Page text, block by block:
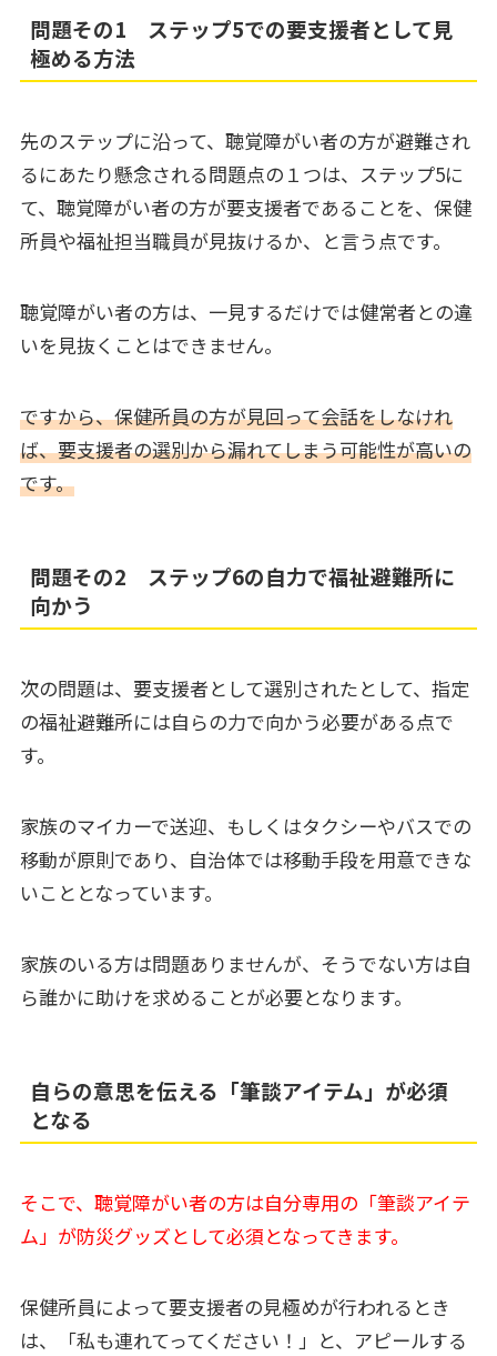
問題その1 ステップ5での要支援者として見
極める方法
先のステップに沿って、聴覚障がい者の方が避難され
るにあたり懸念される問題点の１つは、ステップ5に
て、聴覚障がい者の方が要支援者であることを、保健
所員や福祉担当職員が見抜けるか、と言う点です。
聴覚障がい者の方は、一見するだけでは健常者との違
いを見抜くことはできません。
ですから、保健所員の方が見回って会話をしなけれ
ば、要支援者の選別から漏れてしまう可能性が高いの
です。
問題その2 ステップ6の自力で福祉避難所に
向かう
次の問題は、要支援者として選別されたとして、指定
の福祉避難所には自らの力で向かう必要がある点で
す。
家族のマイカーで送迎、もしくはタクシーやバスでの
移動が原則であり、自治体では移動手段を用意できな
いこととなっています。
家族のいる方は問題ありませんが、そうでない方は自
ら誰かに助けを求めることが必要となります。
自らの意思を伝える「筆談アイテム」が必須
となる
そこで、聴覚障がい者の方は自分専用の「筆談アイテ
ム」が防災グッズとして必須となってきます。
保健所員によって要支援者の見極めが行われるとき
は、「私も連れてってください！」と、アピールする